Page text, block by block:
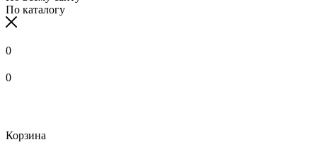
По каталогу
0
0
Корзина